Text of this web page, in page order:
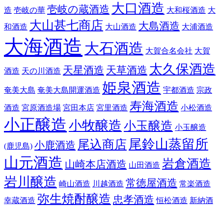
造 壱岐の華 壱岐の蔵酒造 大口酒造 大和桜酒造 大
和酒造 大山甚七商店 大山酒造 大島酒造 大浦酒造
大海酒造 大石酒造 大賀合名会社 大賀
酒造 天の川酒造 天星酒造 天草酒造 太久保酒造
奄美大島 奄美大島開運酒造 姫泉酒造 宇都酒造 宗政
酒造 宮原酒造場 宮田本店 宮里酒造 寿海酒造 小松酒造
小正醸造 小牧醸造 小玉醸造 小玉醸造
(鹿児島) 小鹿酒造 尾込商店 尾鈴山蒸留所
山元酒造 山崎本店酒造 山田酒造 岩倉酒造
岩川醸造 崎山酒造 川越酒造 常徳屋酒造 常楽酒造
幸蔵酒造 弥生焼酎醸造 忠孝酒造 恒松酒造 新納酒